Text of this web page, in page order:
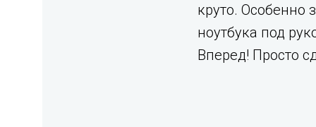
круто.
ноутбука под
Вперед! Просто